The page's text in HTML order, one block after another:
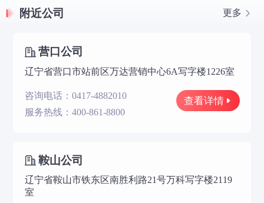
附近公司 更多
营口公司
辽宁省营口市站前区万达营销中心6A写字楼1226室
咨询电话：0417-4882010
服务热线：400-861-8800
查看详情
鞍山公司
辽宁省鞍山市铁东区南胜利路21号万科写字楼2119
室